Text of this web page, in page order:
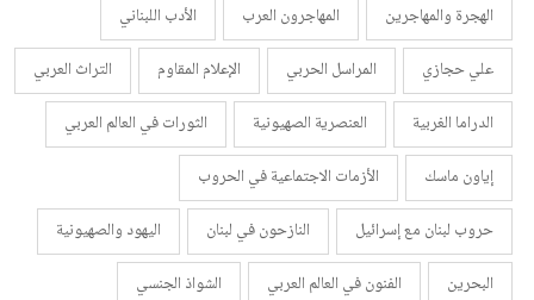
الهجرة والمهاجرين
المهاجرون العرب
الأدب اللبناني
علي حجازي
المراسل الحربي الإعلام المقاوم
التراث العربي
الدراما الغربية
العنصرية الصهيونية
الثورات في العالم العربي
إياون ماسك
الأزمات الاجتماعية في الحروب
حروب لبنان مع إسرائيل
النازحون في لبنان
اليهود والصهيونية
البحرين
الفنون في العالم العربي
الشواذ الجنسي